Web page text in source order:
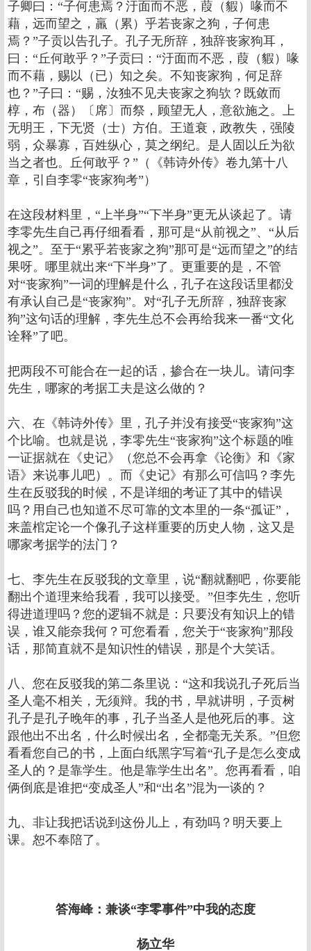
子卿曰：“子何患焉？汙面而不恶，葭（貑）喙而不
藉，远而望之，羸（累）乎若丧家之狗，子何患
焉？”子贡以告孔子。孔子无所辞，独辞丧家狗耳，
曰：“丘何敢乎？”子贡曰：“汙面而不恶，葭（貑）喙
而不藉，赐以（已）知之矣。不知丧家狗，何足辞
也？”子曰：“赐，汝独不见夫丧家之狗欤？既敛而
椁，布（器）〔席〕而祭，顾望无人，意欲施之。上
无明王，下无贤（士）方伯。王道衰，政教失，强陵
弱，众暴寡，百姓纵心，莫之纲纪。是人固以丘为欲
当之者也。丘何敢乎？”（《韩诗外传》卷九第十八
章，引自李零“丧家狗考”）
在这段材料里，“上半身”“下半身”更无从谈起了。请
李零先生自己再仔细看看，那可是“从前视之”、“从后
视之”。至于“累乎若丧家之狗”那可是“远而望之”的结
果呀。哪里就出来“下半身”了。更重要的是，不管
对“丧家狗”一词的理解是什么，孔子在这段话里都没
有承认自己是“丧家狗”。对“孔子无所辞，独辞丧家
狗”这句话的理解，李先生总不会再给我来一番“文化
诠释”了吧。
把两段不可能合在一起的话，掺合在一块儿。请问李
先生，哪家的考据工夫是这么做的？
六、在《韩诗外传》里，孔子并没有接受“丧家狗”这
个比喻。也就是说，李零先生“丧家狗”这个标题的唯
一证据就在《史记》（您总不会再拿《论衡》和《家
语》来说事儿吧）。而《史记》有那么可信吗？李先
生在反驳我的时候，不是详细的考证了其中的错误
吗？用自己也知道不尽可靠的文本里的一条“孤证”，
来盖棺定论一个像孔子这样重要的历史人物，这又是
哪家考据学的法门？
七、李先生在反驳我的文章里，说“翻就翻吧，你要能
翻出个道理来给我看，我可以接受。”但李先生，您听
得进道理吗？您的逻辑不就是：只要没有知识上的错
误，谁又能奈我何？可您看看，您关于“丧家狗”那段
话，那简直就不是知识性的错误，那是个大笑话。
八、您在反驳我的第二条里说：“这和我说孔子死后当
圣人毫不相关，无须辩。我的书，早就讲明，子贡树
孔子是孔子晚年的事，孔子当圣人是他死后的事。这
跟他出不出名，什么时候出名，全都毫无关系。”但您
看看您自己的书，上面白纸黑字写着“孔子是怎么变成
圣人的？是靠学生。他是靠学生出名”。您再看看，咱
俩倒底是谁把“变成圣人”和“出名”混为一谈的？
九、非让我把话说到这份儿上，有劲吗？明天要上
课。恕不奉陪了。
答海峰：兼谈“李零事件”中我的态度
杨立华